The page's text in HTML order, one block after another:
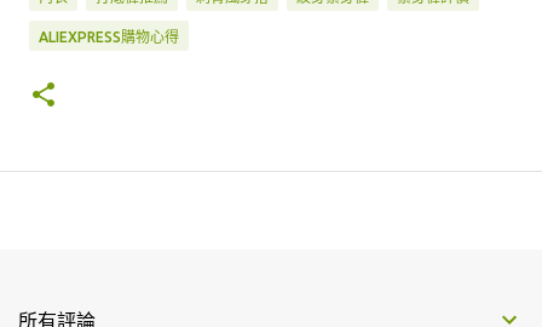
ALIEXPRESS購物心得
所有評論